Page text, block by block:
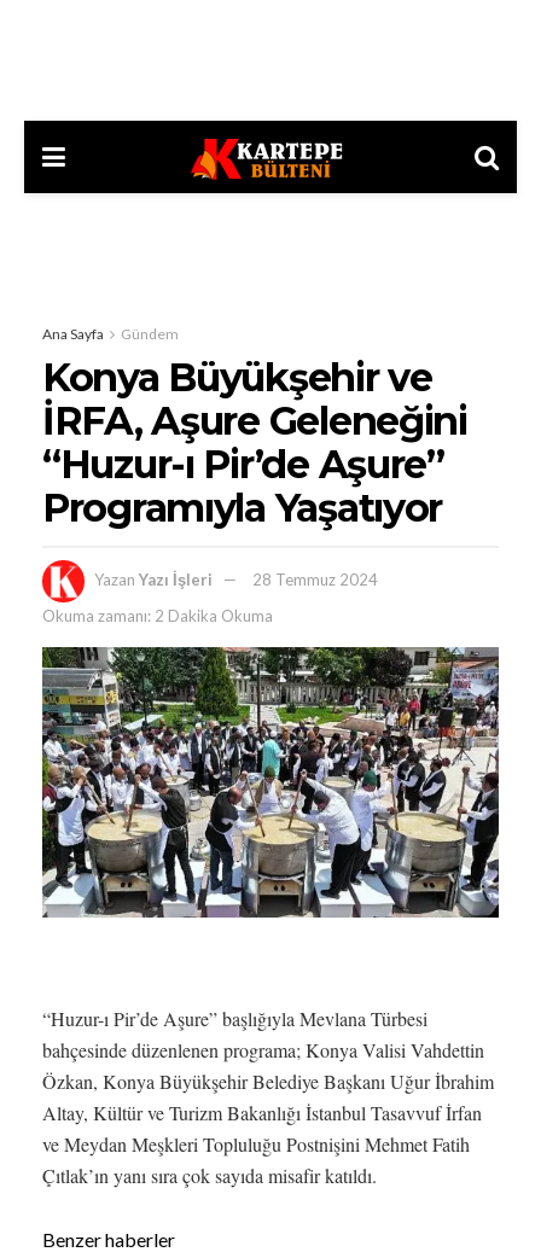
Ana Sayfa Gündem
Konya Büyükşehir ve
İRFA, Aşure Geleneğini
“Huzur-ı Pir’de Aşure”
Programıyla Yaşatıyor
Yazan Yazı İşleri
28 Temmuz 2024
Okuma zamanı: 2 Dakika Okuma
“Huzur-ı Pir’de Aşure” başlığıyla Mevlana Türbesi
bahçesinde düzenlenen programa; Konya Valisi Vahdettin
Özkan, Konya Büyükşehir Belediye Başkanı Uğur İbrahim
Altay, Kültür ve Turizm Bakanlığı İstanbul Tasavvuf İrfan
ve Meydan Meşkleri Topluluğu Postnişini Mehmet Fatih
Çıtlak’ın yanı sıra çok sayıda misafir katıldı.
Benzer haberler